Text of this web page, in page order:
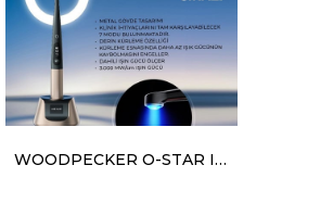
WOODPECKER O-STAR IŞIN DOLGU CİHAZI